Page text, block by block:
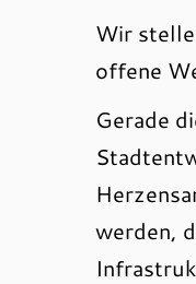
Wir
offene
Gerade
werden,